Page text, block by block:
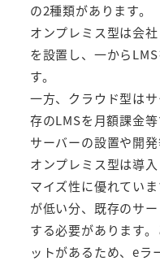
の2種類があります。
オンプレミス型は会
を設置し、一から
す。
一方、クラウド型は
存のLMSを月額課金
サーバーの設置や開発
オンプレミス型は導
マイズ性に優れてい
が低い分、既存のサ
する必要があります
ットがあるため、eラ